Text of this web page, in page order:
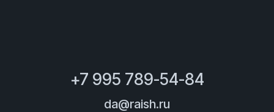
+7 995 789-54-84
da@raish.ru